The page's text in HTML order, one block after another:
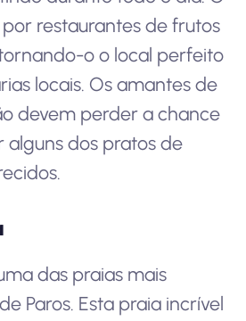
restaurantes de frutos
o o local perfeito
locais. Os amantes de
devem perder a chance
dos pratos de
das praias mais
Paros. Esta praia incrível